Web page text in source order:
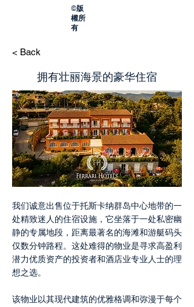
©版
權所
有
< Back
拥有壮丽海景的豪华住宿
我们诚意出售位于托斯卡纳群岛中心地带的一
处精致迷人的住宿设施，它坐落于一处私密幽
静的专属地段，距离最著名的海滩和游艇码头
仅数分钟路程。这处难得的物业是寻求高盈利
潜力优质资产的投资者和酒店业专业人士的理
想之选。
该物业以其现代建筑的优雅格调和弥漫于每个